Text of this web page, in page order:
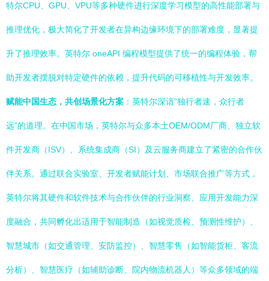
特尔CPU、GPU、VPU等多种硬件进行深度学习模型的高性能部署与
推理优化，极大简化了开发者在异构边缘环境下的部署难度，显著提
升了推理效率。英特尔 oneAPI 编程模型提供了统一的编程体验，帮
助开发者摆脱对特定硬件的依赖，提升代码的可移植性与开发效率。
赋能中国生态，共创场景化方案 ：英特尔深谙“独行者速，众行者
远”的道理。在中国市场，英特尔与众多本土OEM/ODM厂商、独立软
件开发商（ISV）、系统集成商（SI）及云服务商建立了紧密的合作伙
伴关系。通过联合实验室、开发者赋能计划、市场联合推广等方式，
英特尔将其硬件和软件技术与合作伙伴的行业洞察、应用开发能力深
度融合，共同孵化出适用于智能制造（如视觉质检、预测性维护）、
智慧城市（如交通管理、安防监控）、智慧零售（如智能货柜、客流
分析）、智慧医疗（如辅助诊断、院内物流机器人）等众多领域的端